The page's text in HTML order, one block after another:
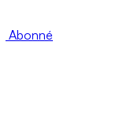
Abonné